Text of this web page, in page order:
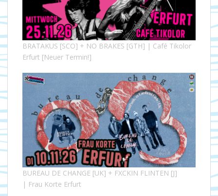
BRATAKUS [SCO] + NO BRAKES [GTH] | Café Tikolor
Erfurt [Neuer Termin!]
BUREAU DE CHANGE [UK] + FXCKIN FLINTEN [J]
| Frau Korte Erfurt